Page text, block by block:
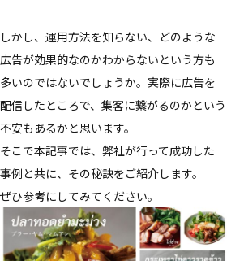
しかし、 運用方​法を​知らない、​どのような​
広告が​効果的なのかわからないと​いう​方も​
多いのではないでしょうか。​実際に​広告を​
配信した​ところで、​集客に​繋がるのかと​いう​
不安も​あるかと​思います。
そこで​本記事では、​弊社が​行って​成功した​
事例と​共に、​その​秘訣を​ご紹介します。​
ぜひ参考に​してみてください。